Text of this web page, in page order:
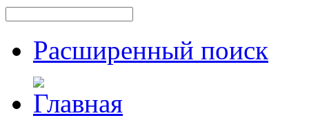
Расширенный поиск